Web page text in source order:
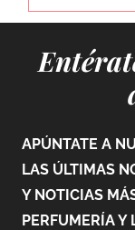
APÚNTATE A
LAS ÚLTIMAS
Y NOTICIAS
PERFUMERÍA Y